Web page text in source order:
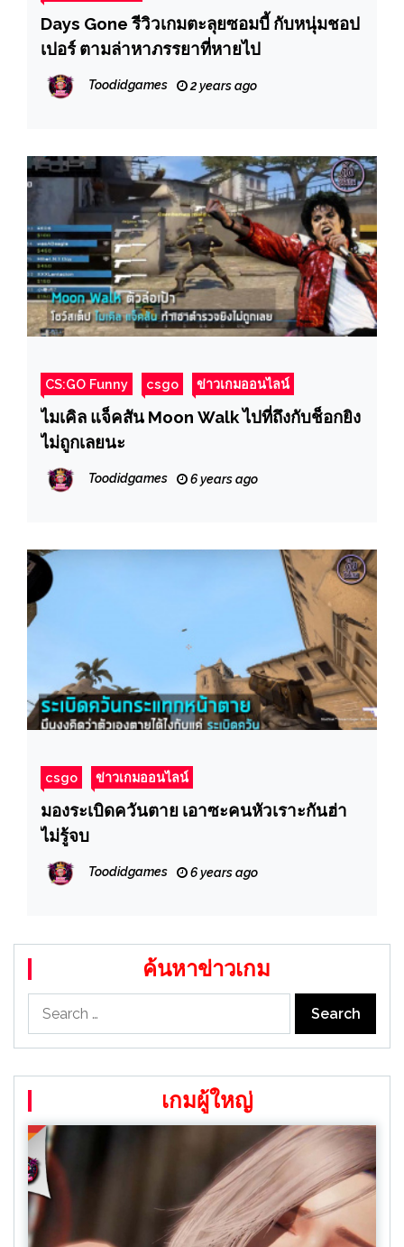
Days Gone รีวิวเกมตะลุยซอมบี้ กับหนุ่มชอป
เปอร์ ตามล่าหาภรรยาที่หายไป
Toodidgames 2 years ago
CS:GO Funny csgo ข่าวเกมออนไลน์
ไมเคิล แจ็คสัน Moon Walk ไปที่ถึงกับช็อกยิง
ไม่ถูกเลยนะ
Toodidgames 6 years ago
csgo ข่าวเกมออนไลน์
มองระเบิดควันตาย เอาซะคนหัวเราะกันฮ่า
ไม่รู้จบ
Toodidgames 6 years ago
ค้นหาข่าวเกม
for:
เกมผู้ใหญ่